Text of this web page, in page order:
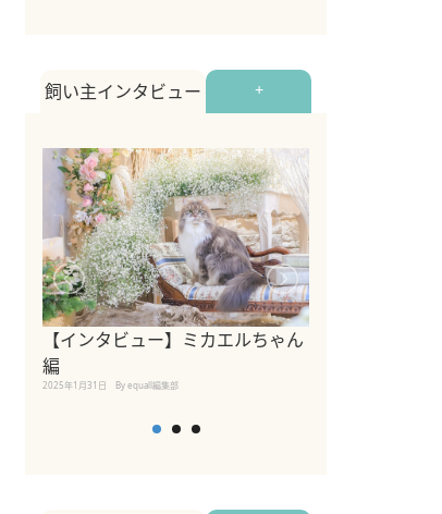
飼い主インタビュー +
【インタビュー】ミカエルちゃん
編
2025年1月31日 By equall編集部